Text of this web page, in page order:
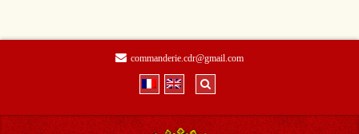
commanderie.cdr@gmail.com